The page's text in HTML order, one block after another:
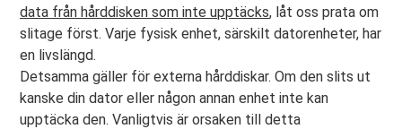
data från hårddisken som inte upptäcks, låt oss prata om
slitage först. Varje fysisk enhet, särskilt datorenheter, har
en livslängd.
Detsamma gäller för externa hårddiskar. Om den slits ut
kanske din dator eller någon annan enhet inte kan
upptäcka den. Vanligtvis är orsaken till detta